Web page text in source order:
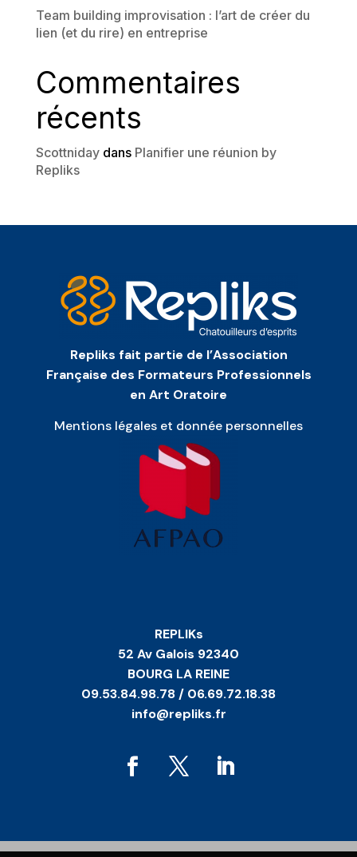
Team building improvisation : l’art de créer du
lien (et du rire) en entreprise
Commentaires
récents
Scottnidaydans Planifier une réunion by
Repliks
Repliks fait partie de l’Association
Française des Formateurs Professionnels
en Art Oratoire
Mentions légales et donnée personnelles
REPLIKs
52 Av Galois 92340
BOURG LA REINE
09.53.84.98.78 / 06.69.72.18.38
info@repliks.fr